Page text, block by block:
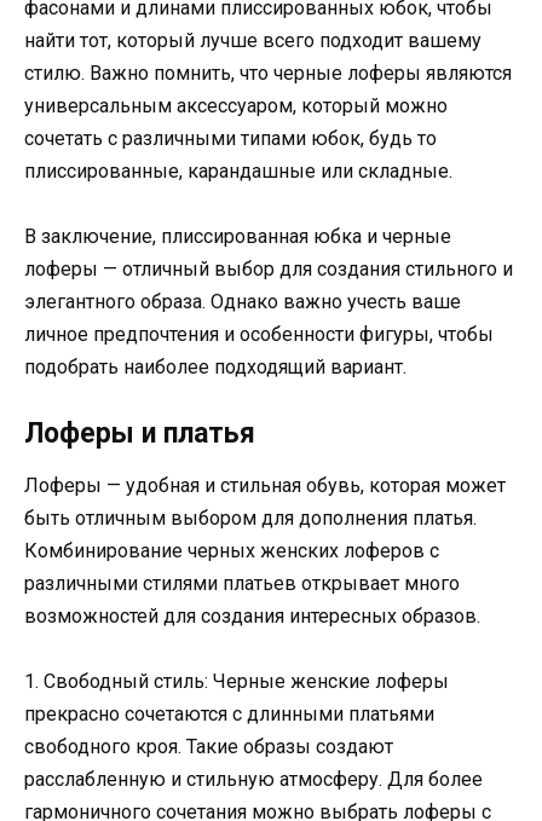
фасонами и длинами плиссированных юбок, чтобы
найти тот, который лучше всего подходит вашему
стилю. Важно помнить, что черные лоферы являются
универсальным аксессуаром, который можно
сочетать с различными типами юбок, будь то
плиссированные, карандашные или складные.
В заключение, плиссированная юбка и черные
лоферы — отличный выбор для создания стильного и
элегантного образа. Однако важно учесть ваше
личное предпочтения и особенности фигуры, чтобы
подобрать наиболее подходящий вариант.
Лоферы и платья
Лоферы — удобная и стильная обувь, которая может
быть отличным выбором для дополнения платья.
Комбинирование черных женских лоферов с
различными стилями платьев открывает много
возможностей для создания интересных образов.
1. Свободный стиль: Черные женские лоферы
прекрасно сочетаются с длинными платьями
свободного кроя. Такие образы создают
расслабленную и стильную атмосферу. Для более
гармоничного сочетания можно выбрать лоферы с